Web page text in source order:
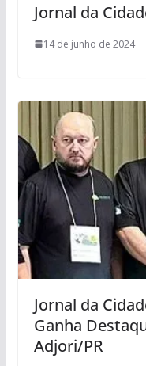
Jornal da
14 de junho de 2024
Jornal da
Ganha
Adjori/PR